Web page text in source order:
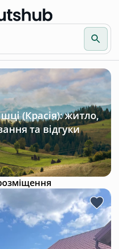
(Красія): житло,
та відгуки